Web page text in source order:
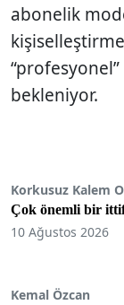
abonelik
bekleniyor.
Korkusuz Kalem
Çok önemli bir
10 Ağustos 2026
Kemal Özcan